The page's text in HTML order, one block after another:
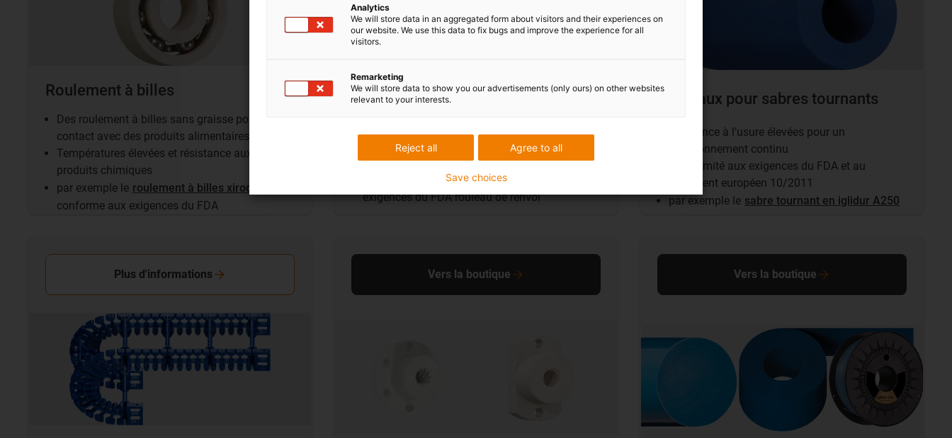
Roulement à billes
Des roulement à billes sans graisse pour
contact avec des produits alimentaires
Températures élevées et résistance aux
produits chimiques
par exemple le roulement à billes xirodur A500
conforme aux exigences du FDA
Rouleaux de renvoi
Fonctionnement fluide en usage continu
Résistance chimique
gaine PVC xiros
exigences du FDA rouleau de renvoi
Rouleaux pour sabres tournants
résistance à l’usure élevées pour un
fonctionnement continu
Conformité aux exigences du FDA et au
règlement européen 10/2011
par exemple le sabre tournant en iglidur A250
Plus d'informations Vers la boutique Vers la boutique
Analytics
We will store data in an aggregated form about visitors and their experiences on
our website. We use this data to fix bugs and improve the experience for all
visitors.
Remarketing
We will store data to show you our advertisements (only ours) on other websites
relevant to your interests.
Agree to all
Reject all
Save choices